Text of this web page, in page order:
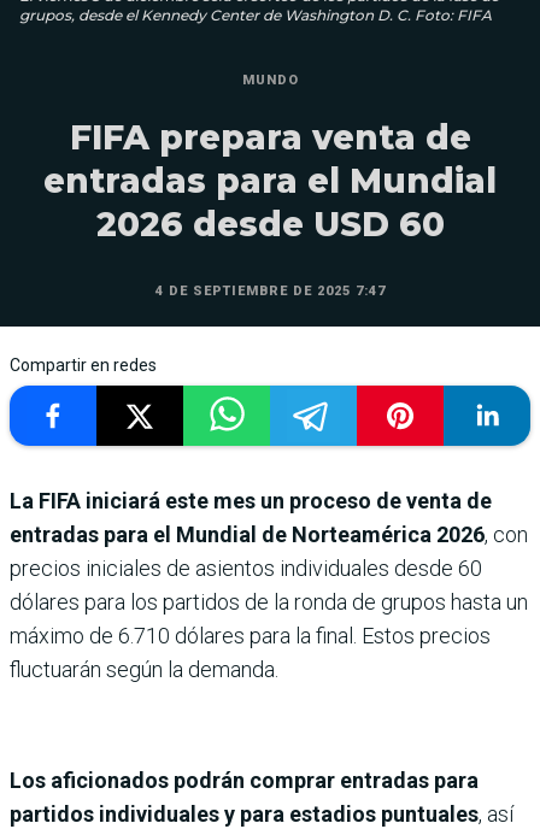
grupos, desde el Kennedy Center de Washington D. C. Foto: FIFA
MUNDO
FIFA prepara venta de
entradas para el Mundial
2026 desde USD 60
4 DE SEPTIEMBRE DE 2025 7:47
Compartir en redes
La FIFA iniciará este mes un proceso de venta de
entradas para el Mundial de Norteamérica 2026, con
precios iniciales de asientos individuales desde 60
dólares para los partidos de la ronda de grupos hasta un
máximo de 6.710 dólares para la final. Estos precios
fluctuarán según la demanda.
Los aficionados podrán comprar entradas para
partidos individuales y para estadios puntuales, así